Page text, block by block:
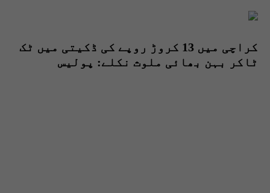
کراچی میں 13 کروڑ روپے کی ڈکیتی میں ٹک
ٹاکر بہن بھائی ملوث نکلے: پولیس